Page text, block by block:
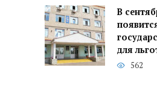
В
для
562